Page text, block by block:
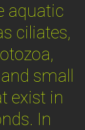
aquatic
ciliates,
small
exist in
In